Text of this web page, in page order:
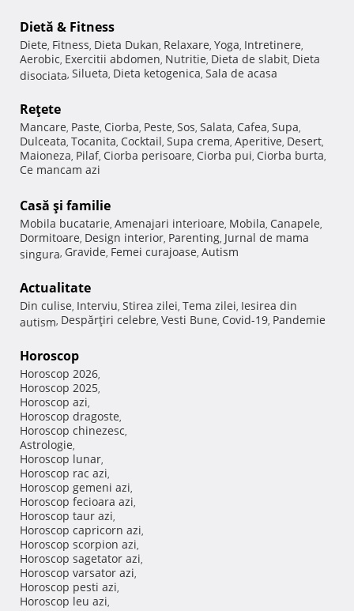
Dietă & Fitness
Diete, Fitness, Dieta Dukan, Relaxare, Yoga, Intretinere,
Aerobic, Exercitii abdomen, Nutritie, Dieta de slabit, Dieta
disociata, Silueta, Dieta ketogenica, Sala de acasa
Reţete
Mancare, Paste, Ciorba, Peste, Sos, Salata, Cafea, Supa,
Dulceata, Tocanita, Cocktail, Supa crema, Aperitive, Desert,
Maioneza, Pilaf, Ciorba perisoare, Ciorba pui, Ciorba burta,
Ce mancam azi
Casă şi familie
Mobila bucatarie, Amenajari interioare, Mobila, Canapele,
Dormitoare, Design interior, Parenting, Jurnal de mama
singura, Gravide, Femei curajoase, Autism
Actualitate
Din culise, Interviu, Stirea zilei, Tema zilei, Iesirea din
autism, Despărţiri celebre, Vesti Bune, Covid-19, Pandemie
Horoscop
Horoscop 2026,
Horoscop 2025,
Horoscop azi,
Horoscop dragoste,
Horoscop chinezesc,
Astrologie,
Horoscop lunar,
Horoscop rac azi,
Horoscop gemeni azi,
Horoscop fecioara azi,
Horoscop taur azi,
Horoscop capricorn azi,
Horoscop scorpion azi,
Horoscop sagetator azi,
Horoscop varsator azi,
Horoscop pesti azi,
Horoscop leu azi,